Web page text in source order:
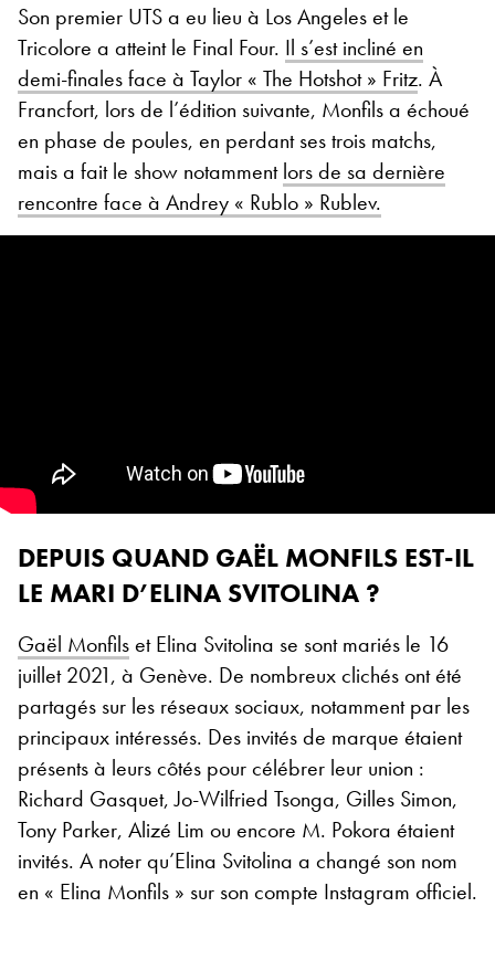
Son premier UTS a eu lieu à Los Angeles et le
Tricolore a atteint le Final Four. Il s’est incliné en
demi-finales face à Taylor « The Hotshot » Fritz. À
Francfort, lors de l’édition suivante, Monfils a échoué
en phase de poules, en perdant ses trois matchs,
mais a fait le show notammentlors de sa dernière
rencontre face à Andrey « Rublo » Rublev.
DEPUIS QUAND GAËL MONFILS EST-IL
LE MARI D’ELINA SVITOLINA ?
Gaël Monfilset Elina Svitolina se sont mariés le 16
juillet 2021, à Genève. De nombreux clichés ont été
partagés sur les réseaux sociaux, notamment par les
principaux intéressés. Des invités de marque étaient
présents à leurs côtés pour célébrer leur union :
Richard Gasquet, Jo-Wilfried Tsonga, Gilles Simon,
Tony Parker, Alizé Lim ou encore M. Pokora étaient
invités. A noter qu’Elina Svitolina a changé son nom
en « Elina Monfils » sur son compte Instagram officiel.